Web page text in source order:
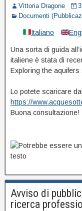
Vittoria Dragone
Documenti
Italiano
Una sorta di guida
italiene è stata di
Exploring the
Lo potete scaricare
https://
Buona consultazione!
Avviso di
ricerca